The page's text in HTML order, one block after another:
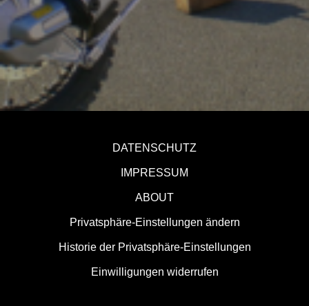
DATENSCHUTZ
IMPRESSUM
ABOUT
Privatsphäre-Einstellungen ändern
Historie der Privatsphäre-Einstellungen
Einwilligungen widerrufen